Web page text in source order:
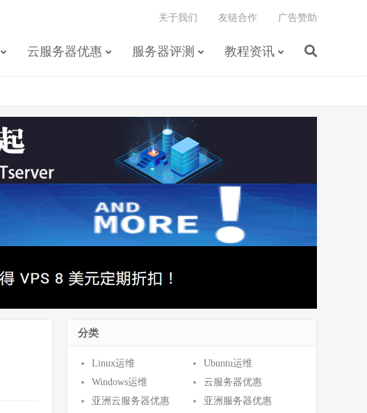
云服务器优惠 服务器评测 教程资讯
关于我们 友链合作 广告赞助
分类
Linux运维
Ubuntu运维
Windows运维
云服务器优惠
亚洲云服务器优惠
亚洲服务器优惠